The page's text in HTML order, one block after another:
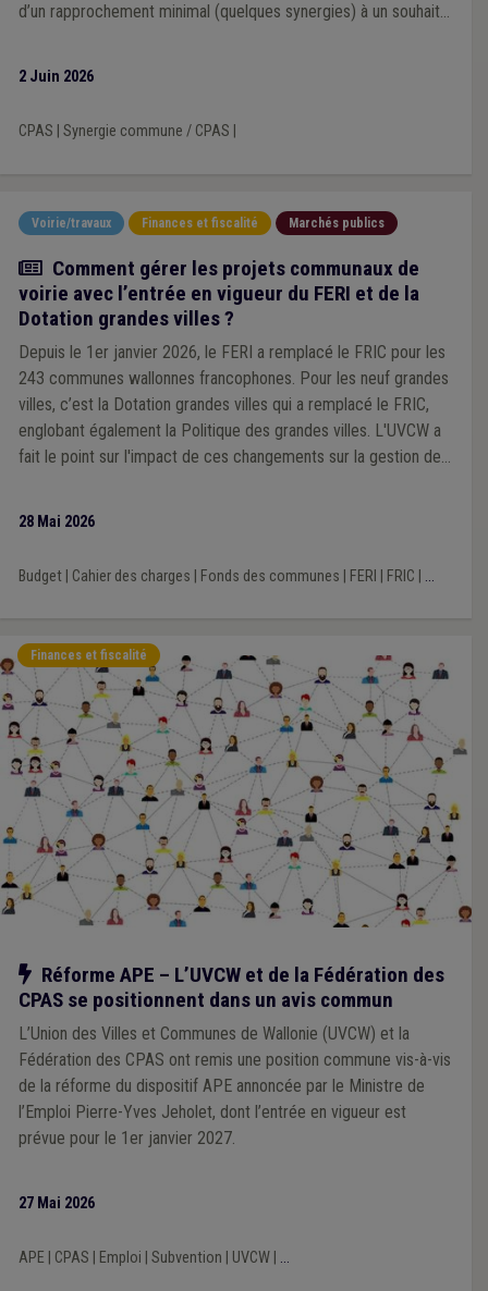
d’un rapprochement minimal (quelques synergies) à un souhait
2 Juin 2026
CPAS Synergie commune / CPAS
Voirie/travaux Finances et fiscalité Marchés publics
Article
Comment gérer les projets communaux de
voirie avec l’entrée en vigueur du FERI et de la
Dotation grandes villes ?
Depuis le 1er janvier 2026, le FERI a remplacé le FRIC pour les
243 communes wallonnes francophones. Pour les neuf grandes
villes, c’est la Dotation grandes villes qui a remplacé le FRIC,
englobant également la Politique des grandes villes. L'UVCW a
fait le point sur l'impact de ces changements sur la gestion des
28 Mai 2026
Budget| Cahier des charges Fonds des communes FERI FRIC ...
Finances et fiscalité
Notre action
Réforme APE – L’UVCW et de la Fédération des
CPAS se positionnent dans un avis commun
L’Union des Villes et Communes de Wallonie (UVCW) et la
Fédération des CPAS ont remis une position commune vis-à-vis
de la réforme du dispositif APE annoncée par le Ministre de
l’Emploi Pierre-Yves Jeholet, dont l’entrée en vigueur est
prévue pour le 1er janvier 2027.
27 Mai 2026
APE CPAS Emploi Subvention UVCW| ...